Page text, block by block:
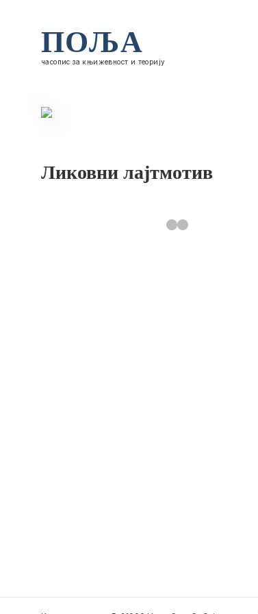
ПОЉА
часопис за књижевност и теорију
Ликовни лајтмотив